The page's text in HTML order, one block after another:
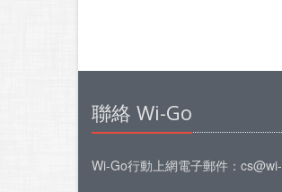
聯絡 Wi-Go
Wi-Go行動上網電子郵件：